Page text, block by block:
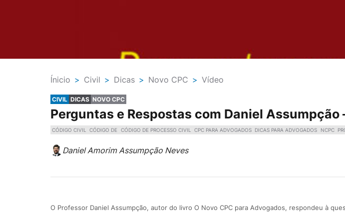
Ínicio > Civil > Dicas > Novo CPC > Vídeo
CIVIL DICAS NOVO CPC
Perguntas e Respostas com Daniel Assumpção
CÓDIGO CIVIL CÓDIGO DE CÓDIGO DE PROCESSO CIVIL CPC PARA ADVOGADOS DICAS PARA ADVOGADOS NCPC
Daniel Amorim Assumpção Neves
O Professor Daniel Assumpção, autor do livro O Novo CPC para Advogados, respondeu à